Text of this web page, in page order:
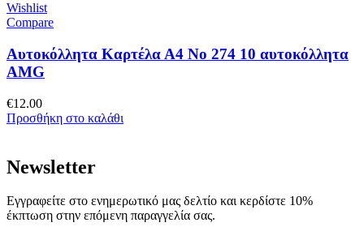
Wishlist
Compare
Αυτοκόλλητα Καρτέλα Α4 No 274 10 αυτοκόλλητα
AMG
€12.00
Προσθήκη στο καλάθι
Newsletter
Εγγραφείτε στο ενημερωτικό μας δελτίο και κερδίστε 10%
έκπτωση στην επόμενη παραγγελία σας.